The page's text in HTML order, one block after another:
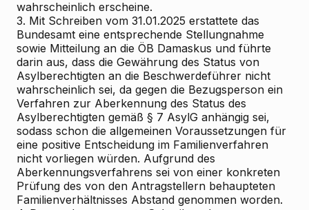
wahrscheinlich erscheine.
3. Mit Schreiben vom 31.01.2025 erstattete das
Bundesamt eine entsprechende Stellungnahme
sowie Mitteilung an die ÖB Damaskus und führte
darin aus, dass die Gewährung des Status von
Asylberechtigten an die Beschwerdeführer nicht
wahrscheinlich sei, da gegen die Bezugsperson ein
Verfahren zur Aberkennung des Status des
Asylberechtigten gemäß § 7 AsylG anhängig sei,
sodass schon die allgemeinen Voraussetzungen für
eine positive Entscheidung im Familienverfahren
nicht vorliegen würden. Aufgrund des
Aberkennungsverfahrens sei von einer konkreten
Prüfung des von den Antragstellern behaupteten
Familienverhältnisses Abstand genommen worden.